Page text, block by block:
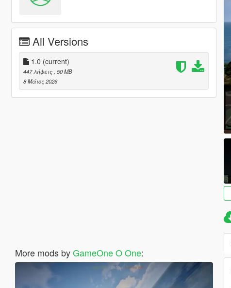
All Versions
1.0 (current)
447 λήψεις , 50 MB
8 Μάιος 2026
More mods byGameOne O One: